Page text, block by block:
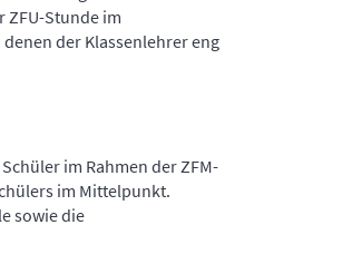
ZFU-Stunde im
der Klassenlehrer eng
im Rahmen der ZFM-
im Mittelpunkt.
sowie die